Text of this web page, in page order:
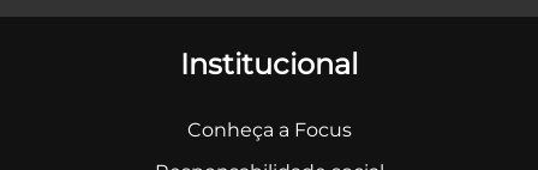
Institucional
Conheça a Focus